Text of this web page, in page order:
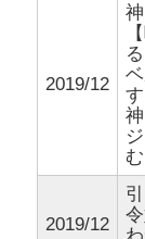
2019/12
む
2019/12